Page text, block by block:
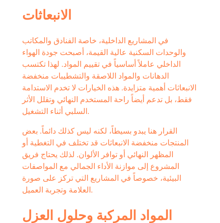
الانبعاثات
في المشاريع الداخلية، خاصة الفنادق والمكاتب
والوحدات السكنية عالية القيمة، أصبحت جودة الهواء
الداخلي عاملاً أساسياً في تقييم المواد. لهذا تكتسب
الدهانات والمواد اللاصقة والتشطيبات منخفضة
الانبعاثات أهمية متزايدة. هذه الخيارات لا تخدم الاستدامة
فقط، بل تدعم أيضاً راحة المستخدم النهائي وتقلل الأثر
السلبي أثناء التشغيل.
القرار هنا يبدو بسيطاً، لكنه ليس كذلك دائماً. بعض
المنتجات منخفضة الانبعاثات قد تختلف في التغطية أو
المظهر النهائي أو توافر الألوان. لذلك يحتاج فريق
المشروع إلى موازنة الأداء الجمالي مع المواصفات
البيئية، خصوصاً في المشاريع التي تركز على صورة
العلامة وتجربة العميل.
المواد المركبة وحلول العزل